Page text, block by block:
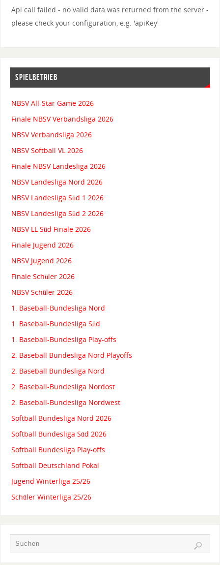
Api call failed - no valid data was returned from the server -
please check your configuration, e.g. 'apiKey'
SPIELBETRIEB
NBSV All-Star Game 2026
Finale NBSV Verbandsliga 2026
NBSV Verbandsliga 2026
NBSV Softball VL 2026
Finale NBSV Landesliga 2026
NBSV Landesliga Nord 2026
NBSV Landesliga Süd 1 2026
NBSV Landesliga Süd 2 2026
NBSV LL Süd Finale 2026
Finale Jugend 2026
NBSV Jugend 2026
Finale Schüler 2026
NBSV Schüler 2026
1. Baseball-Bundesliga Nord
1. Baseball-Bundesliga Süd
1. Baseball-Bundesliga Play-offs
2. Baseball Bundesliga Nord Playoffs
2. Baseball Bundesliga Nord
2. Baseball-Bundesliga Nordost
2. Baseball-Bundesliga Nordwest
Softball Bundesliga Nord 2026
Softball Bundesliga Süd 2026
Softball Bundesliga Play-offs
Softball Deutschland Pokal
Jugend Winterliga 25/26
Schüler Winterliga 25/26